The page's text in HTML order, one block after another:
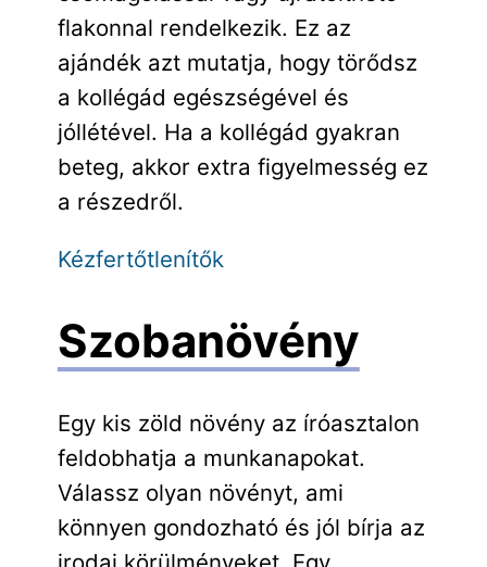
flakonnal rendelkezik. Ez az
ajándék azt mutatja, hogy törődsz
a kollégád egészségével és
jóllétével. Ha a kollégád gyakran
beteg, akkor extra figyelmesség ez
a részedről.
Kézfertőtlenítők
Szobanövény
Egy kis zöld növény az íróasztalon
feldobhatja a munkanapokat.
Válassz olyan növényt, ami
könnyen gondozható és jól bírja az